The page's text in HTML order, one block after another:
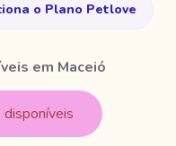
o Plano Petlove
em Maceió
disponíveis